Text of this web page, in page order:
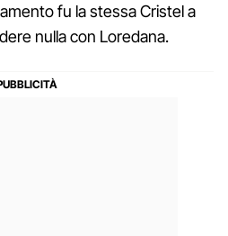
fu la stessa Cristel a
nulla con Loredana.